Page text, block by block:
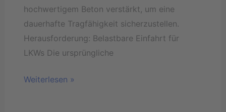
hochwertigem Beton verstärkt, um eine
dauerhafte Tragfähigkeit sicherzustellen.
Herausforderung: Belastbare Einfahrt für
LKWs Die ursprüngliche
Weiterlesen »